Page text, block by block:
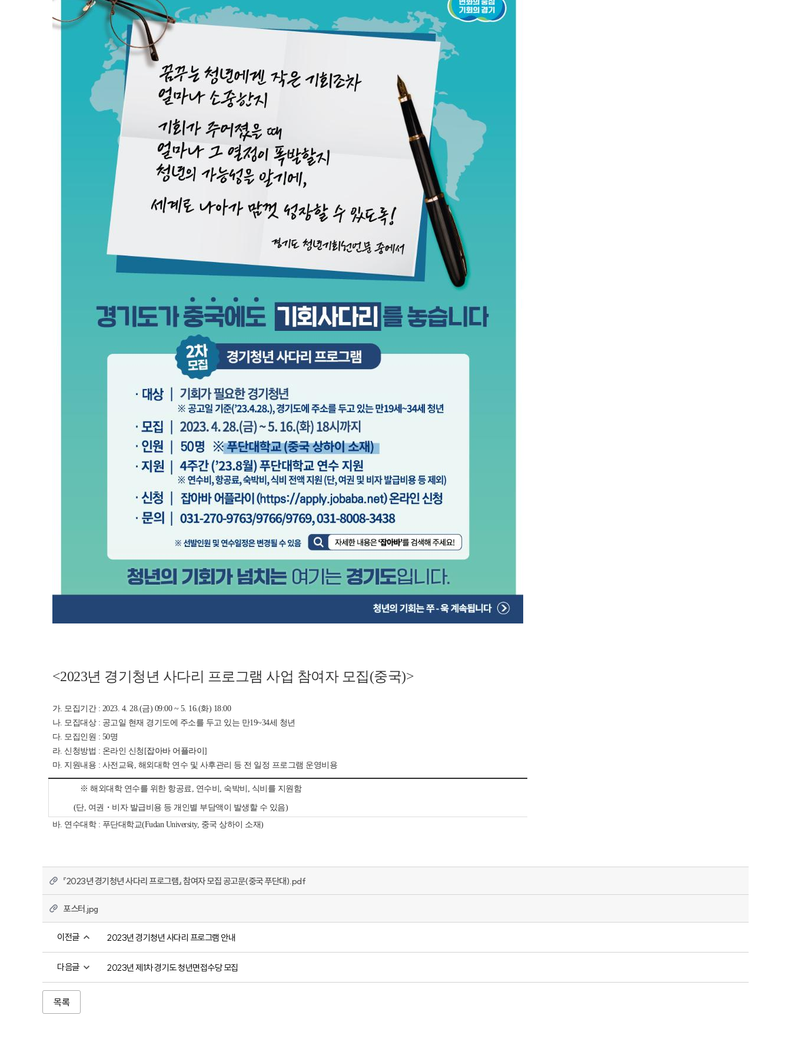
<2023년 경기청년 사다리 프로그램 사업 참여자 모집(중국)>
가. 모집기간 : 2023. 4. 28.(금) 09:00 ~ 5. 16.(화) 18:00
나. 모집대상 : 공고일 현재 경기도에 주소를 두고 있는 만19~34세 청년
다. 모집인원 : 50명
라. 신청방법 : 온라인 신청[잡아바 어플라이]
마. 지원내용 : 사전교육, 해외대학 연수 및 사후관리 등 전 일정 프로그램 운영비용
※ 해외대학 연수를 위한 항공료, 연수비, 숙박비, 식비를 지원함
(단, 여권・비자 발급비용 등 개인별 부담액이 발생할 수 있음)
바. 연수대학 : 푸단대학교(Fudan University, 중국 상하이 소재)
『2023년 경기청년 사다리 프로그램』 참여자 모집 공고문(중국 푸단대).pdf
포스터.jpg
이전글 2023년 경기청년 사다리 프로그램 안내
다음글 2023년 제1차 경기도 청년면접수당 모집
목록